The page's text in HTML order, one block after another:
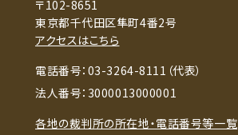
〒102-8651
東京都千代田区隼町4番2号
アクセスはこちら
電話番号：03-3264-8111（代表）
法人番号：3000013000001
各地の裁判所の所在地・電話番号等一覧